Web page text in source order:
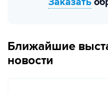
Ближайшие
новости